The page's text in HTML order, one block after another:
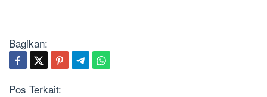
Bagikan:
Pos Terkait: